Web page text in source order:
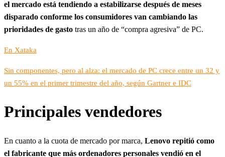
el mercado está tendiendo a estabilizarse después de meses
disparado conforme los consumidores van cambiando las
prioridades de gasto tras un año de “compra agresiva” de PC.
En Xataka
Sin componentes, pero al alza: el mercado de PC crece entre un 32 y
un 55% en el primer trimestre del año, según Gartner e IDC
Principales vendedores
En cuanto a la cuota de mercado por marca, Lenovo repitió como
el fabricante que más ordenadores personales vendió en el